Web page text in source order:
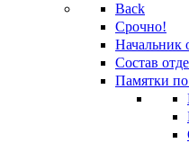
Back
Срочно!
Начальник
Состав
Памятки по